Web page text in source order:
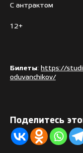
С антрактом
12+
Билеты: https://
oduvanchikov/
Поделитесь